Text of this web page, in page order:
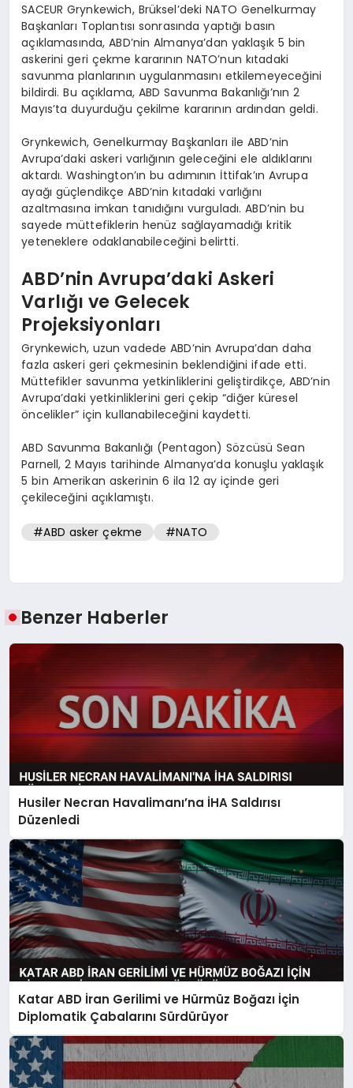
SACEUR Grynkewich, Brüksel’deki NATO Genelkurmay
Başkanları Toplantısı sonrasında yaptığı basın
açıklamasında, ABD’nin Almanya’dan yaklaşık 5 bin
askerini geri çekme kararının NATO’nun kıtadaki
savunma planlarının uygulanmasını etkilemeyeceğini
bildirdi. Bu açıklama, ABD Savunma Bakanlığı’nın 2
Mayıs’ta duyurduğu çekilme kararının ardından geldi.
Grynkewich, Genelkurmay Başkanları ile ABD’nin
Avrupa’daki askeri varlığının geleceğini ele aldıklarını
aktardı. Washington’ın bu adımının İttifak’ın Avrupa
ayağı güçlendikçe ABD’nin kıtadaki varlığını
azaltmasına imkan tanıdığını vurguladı. ABD’nin bu
sayede müttefiklerin henüz sağlayamadığı kritik
yeteneklere odaklanabileceğini belirtti.
ABD’nin Avrupa’daki Askeri
Varlığı ve Gelecek
Projeksiyonları
Grynkewich, uzun vadede ABD’nin Avrupa’dan daha
fazla askeri geri çekmesinin beklendiğini ifade etti.
Müttefikler savunma yetkinliklerini geliştirdikçe, ABD’nin
Avrupa’daki yetkinliklerini geri çekip “diğer küresel
öncelikler” için kullanabileceğini kaydetti.
ABD Savunma Bakanlığı (Pentagon) Sözcüsü Sean
Parnell, 2 Mayıs tarihinde Almanya’da konuşlu yaklaşık
5 bin Amerikan askerinin 6 ila 12 ay içinde geri
çekileceğini açıklamıştı.
#ABD asker çekme #NATO
Benzer Haberler
Husiler Necran Havalimanı’na İHA Saldırısı
Düzenledi
Katar ABD İran Gerilimi ve Hürmüz Boğazı İçin
Diplomatik Çabalarını Sürdürüyor